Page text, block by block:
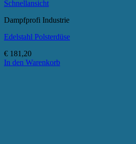
Schnellansicht
Dampfprofi Industrie
Edelstahl Polsterdüse
€ 181,20
In den Warenkorb